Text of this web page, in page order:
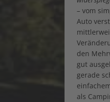
– vom
Auto
den
gut
gerade
als